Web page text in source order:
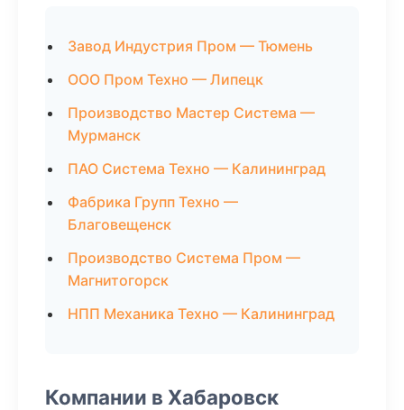
Завод Индустрия Пром — Тюмень
ООО Пром Техно — Липецк
Производство Мастер Система —
Мурманск
ПАО Система Техно — Калининград
Фабрика Групп Техно —
Благовещенск
Производство Система Пром —
Магнитогорск
НПП Механика Техно — Калининград
Компании в Хабаровск